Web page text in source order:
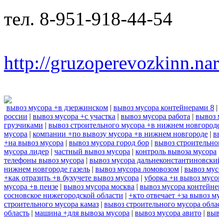
тел. 8-951-918-44-54
http://
вывоз мусора +в дзержинском | вывоз мусора контейнерами 8 |
россии | вывоз мусора +с участка | вывоз мусора работа | вывоз
грузчиками | вывоз строительного мусора +в нижнем
мусора | компании +по вывозу мусора +в нижнем новгороде |
+на вывоз мусора | вывоз мусора город бор | вывоз
мусора лидер | частный вывоз мусора | контроль вывоза мусора
телефоны вывоз мусора | вывоз мусора
нижнем новгороде газель | вывоз мусора ломовозом | вывоз
+как отразить +в бухучете вывоз мусора | уборка +и вывоз
мусора +в пензе | вывоз мусора москва | вывоз мусора
сосновское нижегородской области | +кто отвечает +за вывоз
строительного мусора камаз | вывоз строительного мусора
область | машина +для вывоза мусора | вывоз мусора авито |